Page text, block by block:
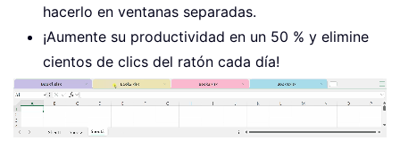
hacerlo en ventanas separadas.
¡Aumente su productividad en un 50 % y elimine
cientos de clics del ratón cada día!